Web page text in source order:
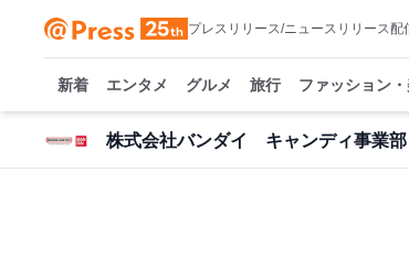
プレスリリース/ニュースリリース
新着 エンタメ グルメ 旅行 ファッション
株式会社バンダイ キャンディ事業部